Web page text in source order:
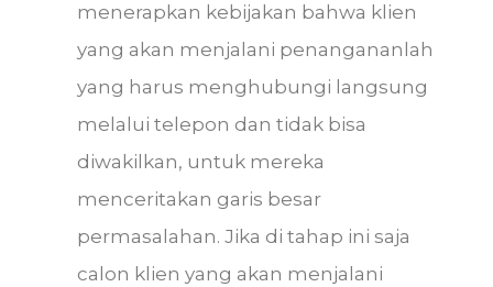
menerapkan kebijakan bahwa klien
yang akan menjalani penangananlah
yang harus menghubungi langsung
melalui telepon dan tidak bisa
diwakilkan, untuk mereka
menceritakan garis besar
permasalahan. Jika di tahap ini saja
calon klien yang akan menjalani